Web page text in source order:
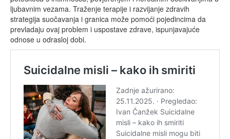
ljubavnim vezama. Traženje terapije i razvijanje zdravih
strategija suočavanja i granica može pomoći pojedincima da
prevladaju ovaj problem i uspostave zdrave, ispunjavajuće
odnose u odrasloj dobi.